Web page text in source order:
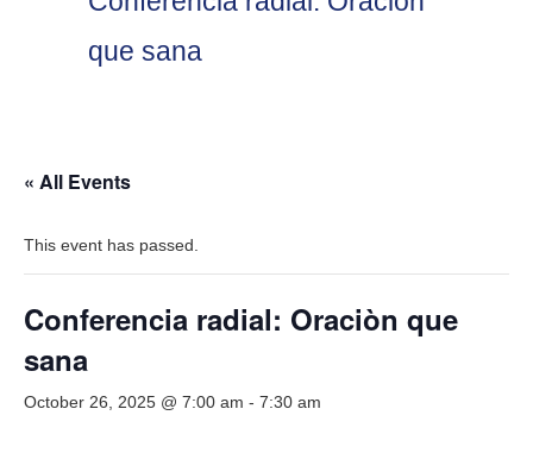
que sana
« All Events
This event has passed.
Conferencia radial: Oraciòn que
sana
October 26, 2025 @ 7:00 am - 7:30 am